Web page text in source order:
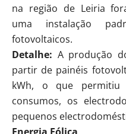
na região de Leiria
uma instalação
fotovoltaicos.
Detalhe: A produção
partir de painéis
kWh, o que permitiu
consumos, os
pequenos
Energia Eólica